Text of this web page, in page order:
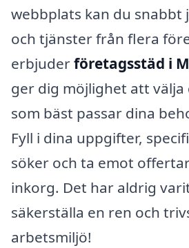
webbplats kan du snabbt
och tjänster från flera
erbjuderföretagsstäd i
ger dig möjlighet att
som bäst passar dina
Fyll i dina uppgifter,
söker och ta emot
inkorg. Det har aldrig
säkerställa en ren och
arbetsmiljö!